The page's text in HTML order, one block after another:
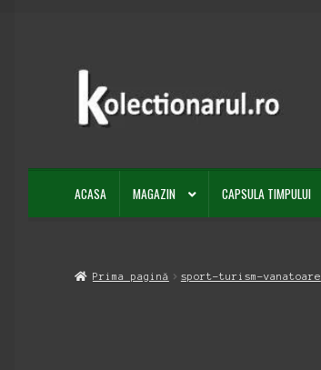
Sari
navigare
Sari
conținut
ACASA MAGAZIN CAPSULA TIMPULUI
Prima pagină sport-turism-vanatoare